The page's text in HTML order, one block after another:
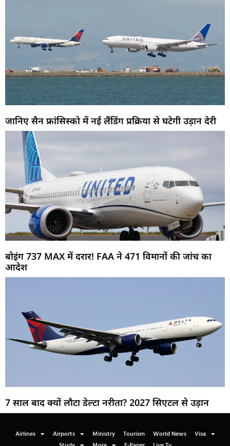
जानिए सैन फ्रांसिस्को में नई लैंडिंग प्रक्रिया से घटेगी उड़ान देरी
बोइंग 737 MAX में दरार! FAA ने 471 विमानों की जांच का
आदेश
7 साल बाद क्यों लौटा डेल्टा नरीता? 2027 सिएटल से उड़ान
Airlines Airports Ministry Tourism World News
Visa